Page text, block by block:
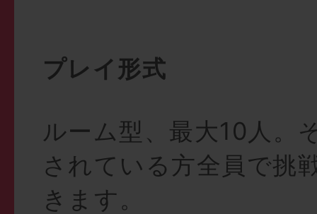
プレイ形式
ルーム型、最大10人。
されている方全員で挑
きます。